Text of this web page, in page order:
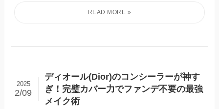
ディオール(Dior)のコンシーラーが神す
ぎ！完璧カバー力でファンデ不要の最強
メイク術
2025
2/09